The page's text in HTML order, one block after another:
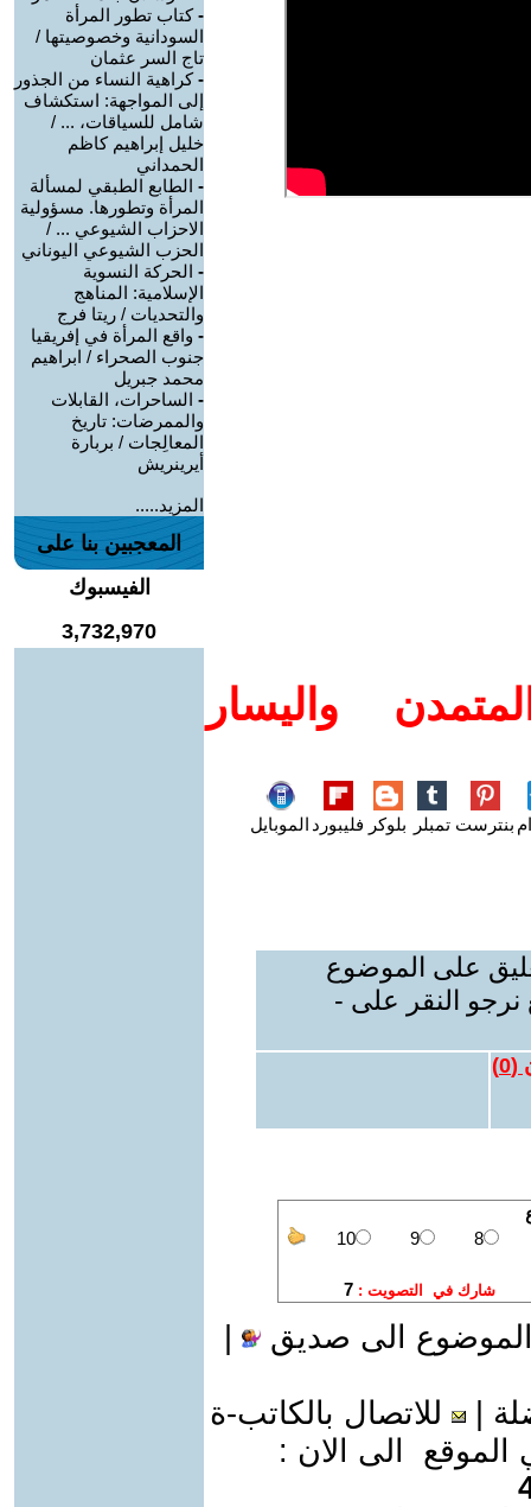
واليسار
بنترست تمبلر بلوكر فليبورد الموبايل
على الموضوع
نرجو النقر على -
(
0
)
الى صديق
للاتصال بالكاتب-ة
الى الان :
-كتاب تطور المرأة
السودانية وخصوصيتها /
تاج السر عثمان
-كراهية النساء من الجذور
إلى المواجهة: استكشاف
شامل للسياقات، ... /
خليل إبراهيم كاظم
الحمداني
- الطابع الطبقي لمسألة
المرأة وتطورها. مسؤولية
الاحزاب الشيوعي ... /
الحزب الشيوعي اليوناني
- الحركة النسوية
الإسلامية: المناهج
والتحديات / ريتا فرج
- واقع المرأة في إفريقيا
جنوب الصحراء / ابراهيم
محمد جبريل
- الساحرات، القابلات
والممرضات: تاريخ
المعالِجات / بربارة
أيرينريش
المزيد.....
المعجبين بنا على
الفيسبوك
3,732,970